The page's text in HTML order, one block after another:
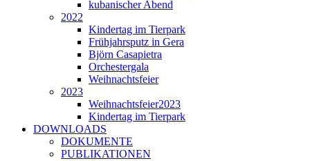
kubanischer Abend
2022
Kindertag im Tierpark
Frühjahrsputz in Gera
Björn Casapietra
Orchestergala
Weihnachtsfeier
2023
Weihnachtsfeier2023
Kindertag im Tierpark
DOWNLOADS
DOKUMENTE
PUBLIKATIONEN